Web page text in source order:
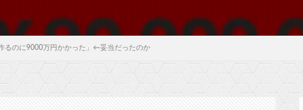
るのに9000万円かかった」←妥当だったのか